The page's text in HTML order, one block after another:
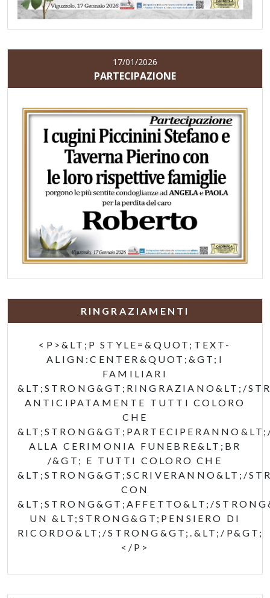
17/01/2026
PARTECIPAZIONE
RINGRAZIAMENTI
<P>&LT;P STYLE=&QUOT;TEXT-
ALIGN:CENTER&QUOT;&GT;I
FAMILIARI
&LT;STRONG&GT;RINGRAZIANO&LT;/
ANTICIPATAMENTE TUTTI COLORO
CHE
ALLA CERIMONIA FUNEBRE&LT;BR
/&GT; E TUTTI COLORO CHE
&LT;STRONG&GT;SCRIVERANNO&LT;/
CON
&LT;STRONG&GT;AFFETTO&LT;/
UN &LT;STRONG&GT;PENSIERO DI
RICORDO&LT;/STRONG&GT;.&LT;/P&GT;
</P>